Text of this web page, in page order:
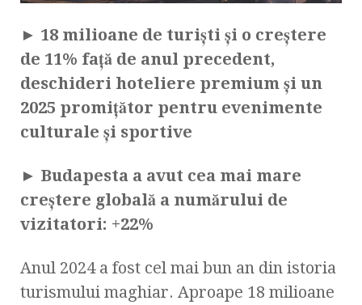
► 18 milioane de turiști și o creștere
de 11% față de anul precedent,
deschideri hoteliere premium și un
2025 promițător pentru evenimente
culturale și sportive
► Budapesta a avut cea mai mare
creștere globală a numărului de
vizitatori: +22%
Anul 2024 a fost cel mai bun an din istoria
turismului maghiar. Aproape 18 milioane